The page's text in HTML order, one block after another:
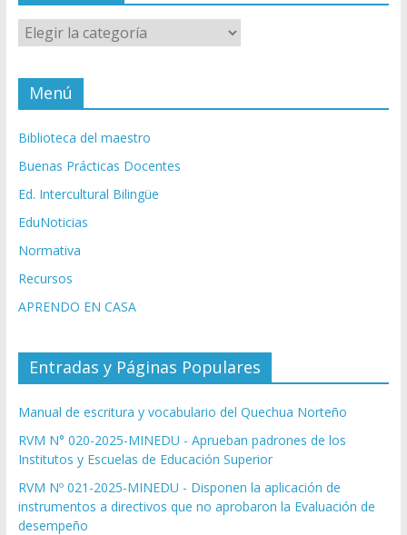
Categorías
Menú
Biblioteca del maestro
Buenas Prácticas Docentes
Ed. Intercultural Bilingüe
EduNoticias
Normativa
Recursos
APRENDO EN CASA
Entradas y Páginas Populares
Manual de escritura y vocabulario del Quechua Norteño
RVM N° 020-2025-MINEDU - Aprueban padrones de los
Institutos y Escuelas de Educación Superior
RVM Nº 021-2025-MINEDU - Disponen la aplicación de
instrumentos a directivos que no aprobaron la Evaluación de
desempeño